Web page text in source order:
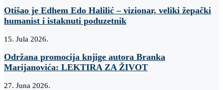
Otišao je Edhem Edo Halilić – vizionar, veliki žepački
humanist i istaknuti poduzetnik
15. Jula 2026.
Održana promocija knjige autora Branka
Marijanovića: LEKTIRA ZA ŽIVOT
27. Juna 2026.